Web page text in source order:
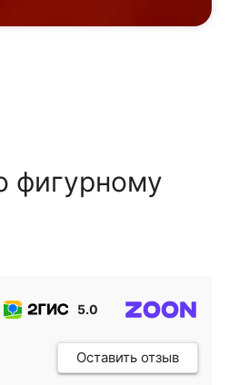
фигурному
5.0
Оставить отзыв